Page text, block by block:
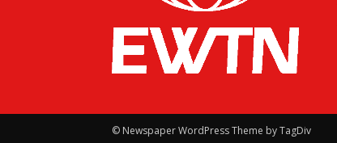
© Newspaper WordPress Theme by TagDiv